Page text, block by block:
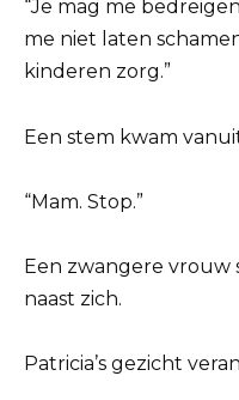
“Je mag me
me niet laten
kinderen zorg.”
Een stem kwam
“Mam. Stop.”
Een zwangere vrouw
naast zich.
Patricia’s gezicht